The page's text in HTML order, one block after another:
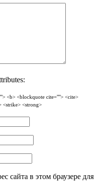
<b> <blockquote cite=""> <cite>
<strike> <strong>
сайта в этом браузере для